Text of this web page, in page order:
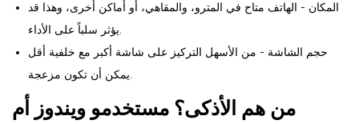
المكان - الهاتف متاح في المترو، والمقاهي، أو أماكن أخرى، وهذا قد
حجم الشاشة - من الأسهل التركيز على شاشة أكبر مع خلفية أقل
من هم الأذكى؟ مستخدمو ويندوز أم